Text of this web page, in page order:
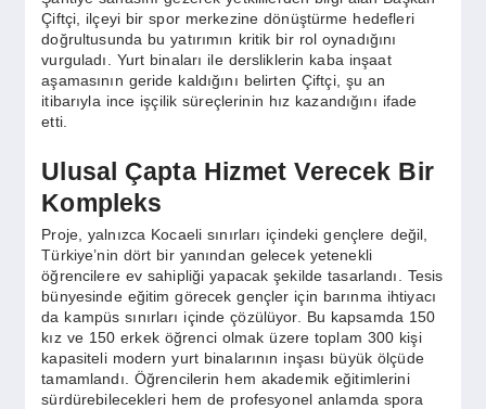
SAĞLIK
SPOR
YAŞAM
Çiftçi, ilçeyi bir spor merkezine dönüştürme hedefleri
doğrultusunda bu yatırımın kritik bir rol oynadığını
vurguladı. Yurt binaları ile dersliklerin kaba inşaat
aşamasının geride kaldığını belirten Çiftçi, şu an
itibarıyla ince işçilik süreçlerinin hız kazandığını ifade
etti.
Ulusal Çapta Hizmet Verecek Bir
Kompleks
Proje, yalnızca Kocaeli sınırları içindeki gençlere değil,
Türkiye’nin dört bir yanından gelecek yetenekli
öğrencilere ev sahipliği yapacak şekilde tasarlandı. Tesis
bünyesinde eğitim görecek gençler için barınma ihtiyacı
da kampüs sınırları içinde çözülüyor. Bu kapsamda 150
kız ve 150 erkek öğrenci olmak üzere toplam 300 kişi
kapasiteli modern yurt binalarının inşası büyük ölçüde
tamamlandı. Öğrencilerin hem akademik eğitimlerini
sürdürebilecekleri hem de profesyonel anlamda spora